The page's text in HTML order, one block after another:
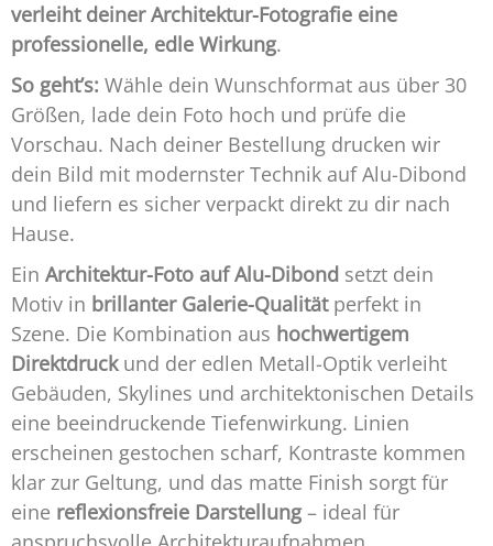
verleiht deiner Architektur-Fotografie eine
professionelle, edle Wirkung.
So geht’s: Wähle dein Wunschformat aus über 30
Größen, lade dein Foto hoch und prüfe die
Vorschau. Nach deiner Bestellung drucken wir
dein Bild mit modernster Technik auf Alu-Dibond
und liefern es sicher verpackt direkt zu dir nach
Hause.
Ein Architektur-Foto auf Alu-Dibond setzt dein
Motiv in brillanter Galerie-Qualitätperfekt in
Szene. Die Kombination aus hochwertigem
Direktdruckund der edlen Metall-Optik verleiht
Gebäuden, Skylines und architektonischen Details
eine beeindruckende Tiefenwirkung. Linien
erscheinen gestochen scharf, Kontraste kommen
klar zur Geltung, und das matte Finish sorgt für
eine reflexionsfreie Darstellung – ideal für